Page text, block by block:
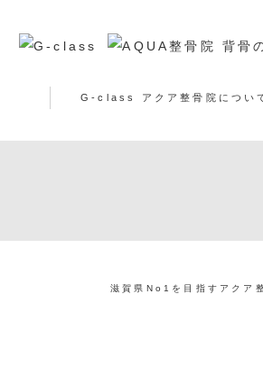
G-class アクア整骨院につい
滋賀県No1を目指すアクア